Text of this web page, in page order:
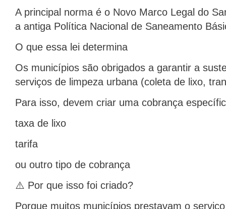
A principal norma é o Novo Marco Legal do
a antiga Política Nacional de Saneamento
O que essa lei determina
Os municípios são obrigados a garantir a
serviços de limpeza urbana (coleta de lixo,
Para isso, devem criar uma cobrança
taxa de lixo
tarifa
ou outro tipo de cobrança
⚠️ Por que isso foi criado?
Porque muitos municípios prestavam o